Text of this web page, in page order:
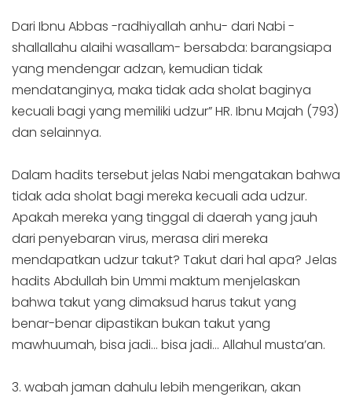
Dari Ibnu Abbas -radhiyallah anhu- dari Nabi -
shallallahu alaihi wasallam- bersabda: barangsiapa
yang mendengar adzan, kemudian tidak
mendatanginya, maka tidak ada sholat baginya
kecuali bagi yang memiliki udzur” HR. Ibnu Majah (793)
dan selainnya.
Dalam hadits tersebut jelas Nabi mengatakan bahwa
tidak ada sholat bagi mereka kecuali ada udzur.
Apakah mereka yang tinggal di daerah yang jauh
dari penyebaran virus, merasa diri mereka
mendapatkan udzur takut? Takut dari hal apa? Jelas
hadits Abdullah bin Ummi maktum menjelaskan
bahwa takut yang dimaksud harus takut yang
benar-benar dipastikan bukan takut yang
mawhuumah, bisa jadi… bisa jadi… Allahul musta’an.
3. wabah jaman dahulu lebih mengerikan, akan